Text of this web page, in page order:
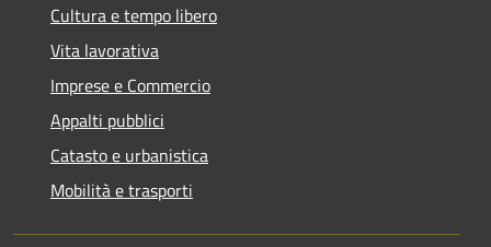
Cultura e tempo libero
Vita lavorativa
Imprese e Commercio
Appalti pubblici
Catasto e urbanistica
Mobilità e trasporti